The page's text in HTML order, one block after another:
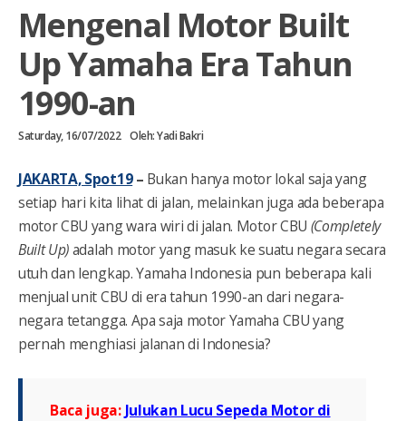
Mengenal Motor Built
Up Yamaha Era Tahun
1990-an
Saturday, 16/07/2022 Oleh:Yadi Bakri
JAKARTA, Spot19– Bukan hanya motor lokal saja yang
setiap hari kita lihat di jalan, melainkan juga ada beberapa
motor CBU yang wara wiri di jalan. Motor CBU (Completely
Built Up)adalah motor yang masuk ke suatu negara secara
utuh dan lengkap. Yamaha Indonesia pun beberapa kali
menjual unit CBU di era tahun 1990-an dari negara-
negara tetangga. Apa saja motor Yamaha CBU yang
pernah menghiasi jalanan di Indonesia?
Baca juga: Julukan Lucu Sepeda Motor di